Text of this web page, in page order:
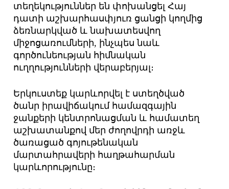
տեղեկություններ են փոխանցել Հայ
դատի աշխարհասփյուռ ցանցի կողմից
ձեռնարկված և նախատեսվող
միջոցառումների, ինչպես նաև
գործունեության հիմնական
ուղղությունների վերաբերյալ։
Երկուստեք կարևորվել է ստեղծված
ծանր իրավիճակում համազգային
ջանքերի կենտրոնացման և համատեղ
աշխատանքով մեր ժողովրդի առջև
ծառացած գոյութենական
մարտահրավերի հաղթահարման
կարևորությունը։